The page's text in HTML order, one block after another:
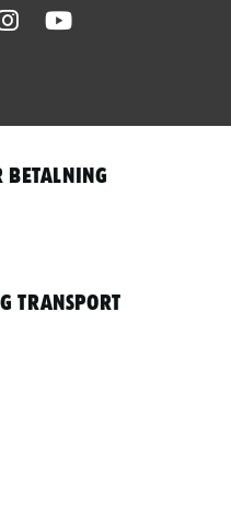
Instagram
betalning
transport